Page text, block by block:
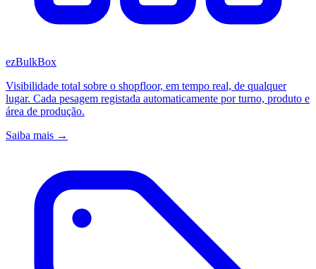
ezBulkBox
Visibilidade total sobre o shopfloor, em tempo real, de qualquer
lugar. Cada pesagem registada automaticamente por turno, produto e
área de produção.
Saiba mais →